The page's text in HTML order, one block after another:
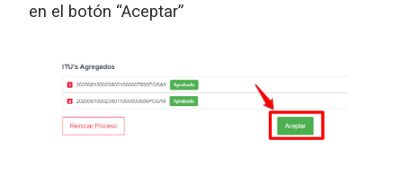
en el botón “Aceptar”